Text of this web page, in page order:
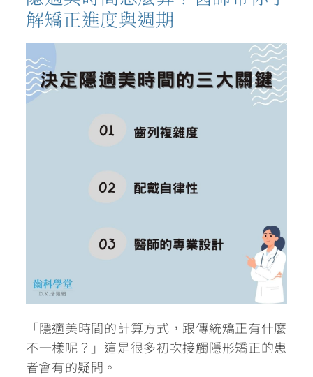
解矯正進度與週期
「隱適美時間的計算方式，跟傳統矯正有什麼
不一樣呢？」這是很多初次接觸隱形矯正的患
者會有的疑問。